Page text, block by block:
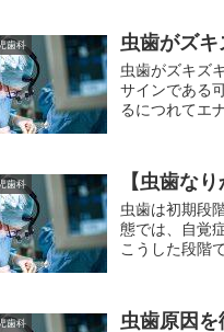
歯科 虫歯がズ
虫歯がズキズ
サインである
るにつれてエ
歯科 【虫歯な
虫歯は初期段
態では、自覚
こうした段階
歯科 虫歯原因